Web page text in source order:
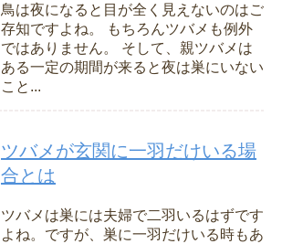
鳥は夜になると目が全く見えないのはご
存知ですよね。 もちろんツバメも例外
ではありません。 そして、親ツバメは
ある一定の期間が来ると夜は巣にいない
こと...
ツバメが玄関に一羽だけいる場
合とは
ツバメは巣には夫婦で二羽いるはずです
よね。ですが、巣に一羽だけいる時もあ